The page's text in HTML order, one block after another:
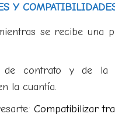
Y
se recibe una
de contrato y de la
la cuantía.
Compatibilizar